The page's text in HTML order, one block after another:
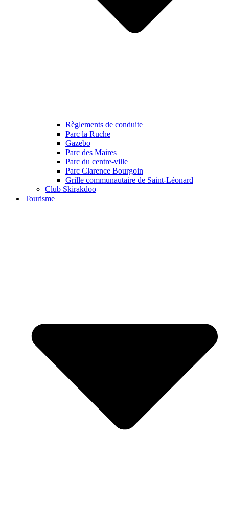
Règlements de conduite
Parc la Ruche
Gazebo
Parc des Maires
Parc du centre-ville
Parc Clarence Bourgoin
Grille communautaire de Saint-Léonard
Club Skirakdoo
Tourisme